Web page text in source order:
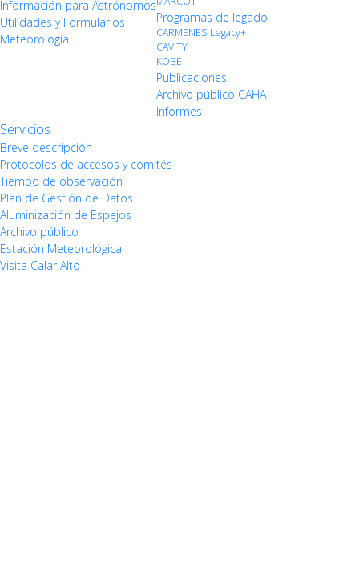
Información para Astrónomos
Utilidades y Formularios
Meteorología
Programas de legado
CARMENES Legacy+
CAVITY
KOBE
Publicaciones
Archivo público CAHA
Informes
Servicios
Breve descripción
Protocolos de accesos y comités
Tiempo de observación
Plan de Gestión de Datos
Aluminización de Espejos
Archivo público
Estación Meteorológica
Visita Calar Alto